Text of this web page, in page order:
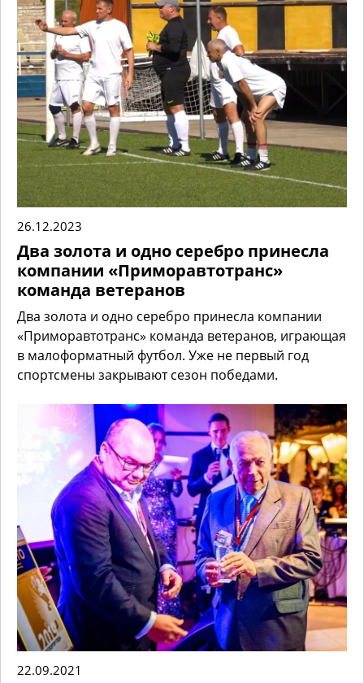
26.12.2023
Два золота и одно серебро принесла
компании «Приморавтотранс»
команда ветеранов
Два золота и одно серебро принесла компании
«Приморавтотранс» команда ветеранов, играющая
в малоформатный футбол. Уже не первый год
спортсмены закрывают сезон победами.
22.09.2021